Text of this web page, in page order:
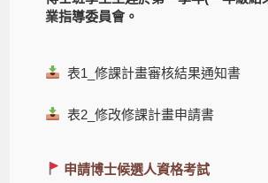
業指導委員會。
表1_修課計畫審核結果通知書
表2_修改修課計畫申請書
申請博士候選人資格考試